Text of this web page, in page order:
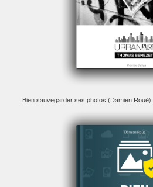
Bien sauvegarder ses photos (Damien Roué):